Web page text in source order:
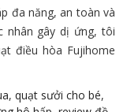
đa năng, an toàn và
nhân gây dị ứng, tôi
điều hòa Fujihome
, quạt sưởi cho bé,